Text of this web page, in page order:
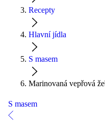
Recepty
Hlavní jídla
S masem
Marinovaná vepřová
S masem